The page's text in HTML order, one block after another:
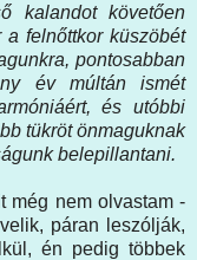
kalandot követően
felnőttkor küszöbét
pontosabban
év múltán ismét
és utóbbi
tükröt önmaguknak
belepillantani.
még nem olvastam -
páran leszólják,
én pedig többek